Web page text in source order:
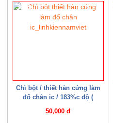
Chì bột / thiết hàn cứng làm
đổ chân ic / 183%c độ (
50,000 đ
33%